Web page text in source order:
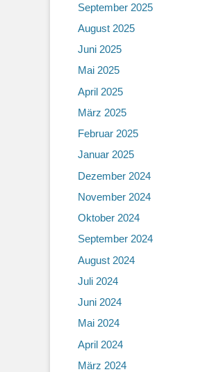
September 2025
August 2025
Juni 2025
Mai 2025
April 2025
März 2025
Februar 2025
Januar 2025
Dezember 2024
November 2024
Oktober 2024
September 2024
August 2024
Juli 2024
Juni 2024
Mai 2024
April 2024
März 2024